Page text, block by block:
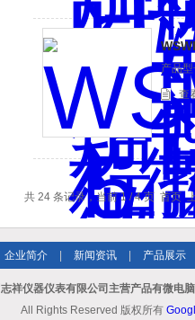
产品型
查
共 24 条记录，当前 1 / 4 页 首页
企业简介 新闻资讯 产品展示
祥仪器仪表有限公司主营产品有微电
All Rights Reserved 版权所有